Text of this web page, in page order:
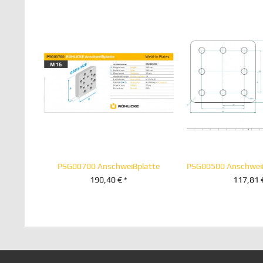
PSG00700 Anschweißplatte
190,40 € *
117,81